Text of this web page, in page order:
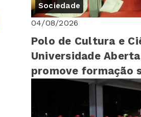
Sociedade
04/08/2026
Polo de Cultura e
Universidade
promove formação
direitos humanos